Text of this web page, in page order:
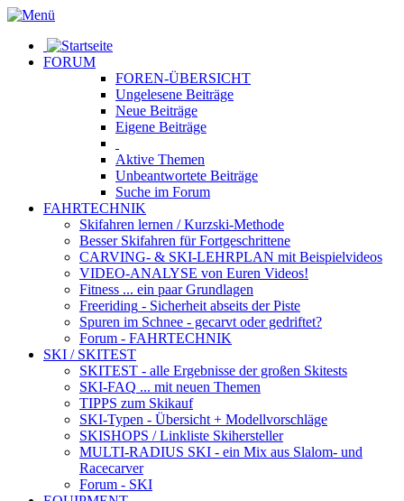
FORUM
FOREN-ÜBERSICHT
Ungelesene Beiträge
Neue Beiträge
Eigene Beiträge
Aktive Themen
Unbeantwortete Beiträge
Suche im Forum
FAHRTECHNIK
Skifahren lernen / Kurzski-Methode
Besser Skifahren für Fortgeschrittene
CARVING- & SKI-LEHRPLAN mit Beispielvideos
VIDEO-ANALYSE von Euren Videos!
Fitness ... ein paar Grundlagen
Freeriding - Sicherheit abseits der Piste
Spuren im Schnee - gecarvt oder gedriftet?
Forum - FAHRTECHNIK
SKI / SKITEST
SKITEST - alle Ergebnisse der großen Skitests
SKI-FAQ ... mit neuen Themen
TIPPS zum Skikauf
SKI-Typen - Übersicht + Modellvorschläge
SKISHOPS / Linkliste Skihersteller
MULTI-RADIUS SKI - ein Mix aus Slalom- und
Racecarver
Forum - SKI